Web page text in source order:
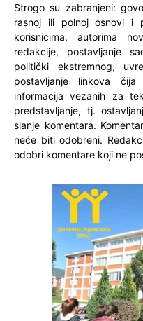
Strogo su zabranjeni:
rasnoj ili polnoj osnovi i
korisnicima, autorima
redakcije, postavljanje
politički ekstremnog,
postavljanje linkova
informacija vezanih za
predstavljanje, tj.
slanje komentara.
neće biti odobreni.
odobri komentare koji ne